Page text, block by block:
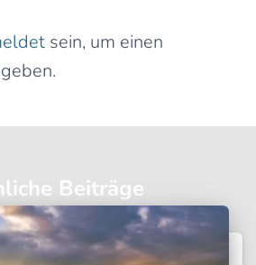
sein, um einen
Beiträge